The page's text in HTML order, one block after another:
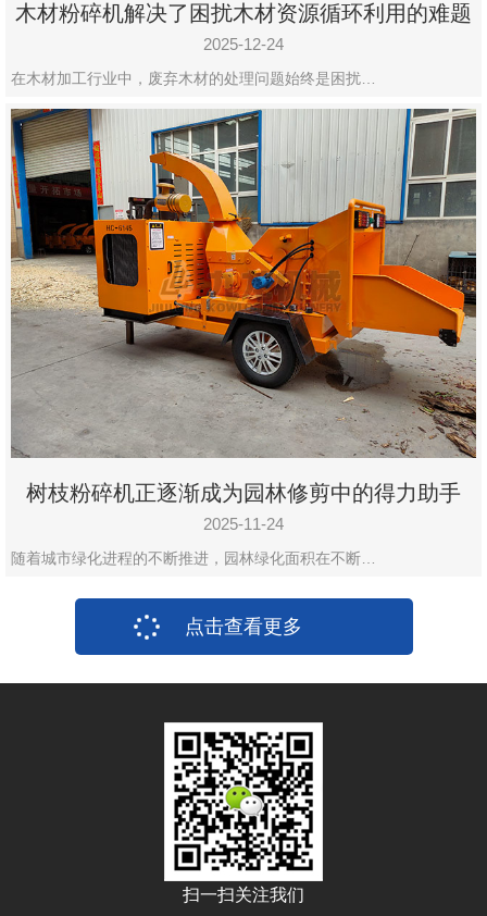
木材粉碎机解决了困扰木材资源循环利用的难题
2025-12-24
在木材加工行业中，废弃木材的处理问题始终是困扰…
树枝粉碎机正逐渐成为园林修剪中的得力助手
2025-11-24
随着城市绿化进程的不断推进，园林绿化面积在不断…
点击查看更多
扫一扫关注我们